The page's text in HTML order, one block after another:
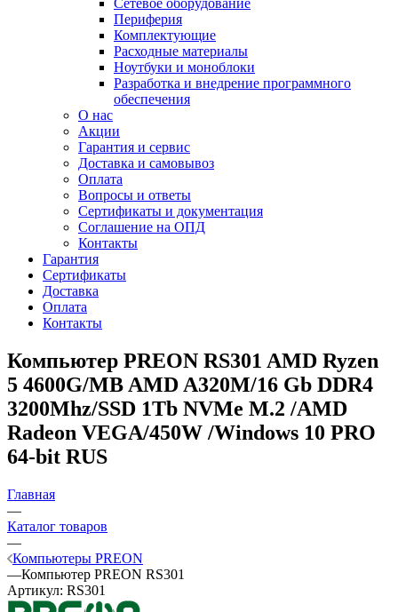
Сетевое оборудование
Периферия
Комплектующие
Расходные материалы
Ноутбуки и моноблоки
Разработка и внедрение программного
обеспечения
О нас
Акции
Гарантия и сервис
Доставка и самовывоз
Оплата
Вопросы и ответы
Сертификаты и документация
Соглашение на ОПД
Контакты
Гарантия
Сертификаты
Доставка
Оплата
Контакты
Компьютер PREON RS301 AMD Ryzen
5 4600G/MB AMD A320M/16 Gb DDR4
3200Mhz/SSD 1Tb NVMe M.2 /AMD
Radeon VEGA/450W /Windows 10 PRO
64-bit RUS
Главная
—
Каталог товаров
—
Компьютеры PREON
—Компьютер PREON RS301
Артикул: RS301